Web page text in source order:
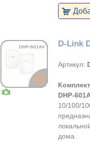
D-Link
Артикул:
DHP-
10/100/
дома.